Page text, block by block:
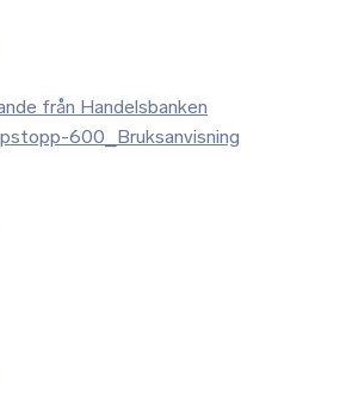
från Handelsbanken
600_Bruksanvisning